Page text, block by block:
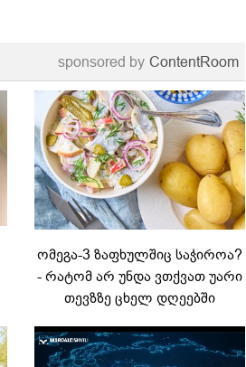
sponsored by ContentRoom
ომეგა-3 ზაფხულშიც საჭიროა?
- რატომ არ უნდა ვთქვათ უარი
თევზზე ცხელ დღეებში